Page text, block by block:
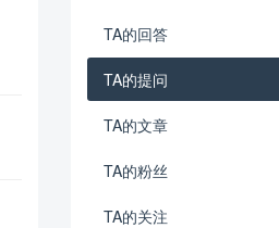
TA的回答
TA的提问
TA的文章
TA的粉丝
TA的关注